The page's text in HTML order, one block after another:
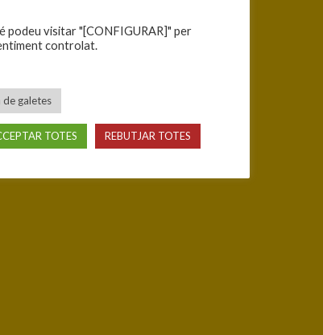
podeu visitar "[CONFIGURAR]" per
controlat.
galetes
TOTES REBUTJAR TOTES